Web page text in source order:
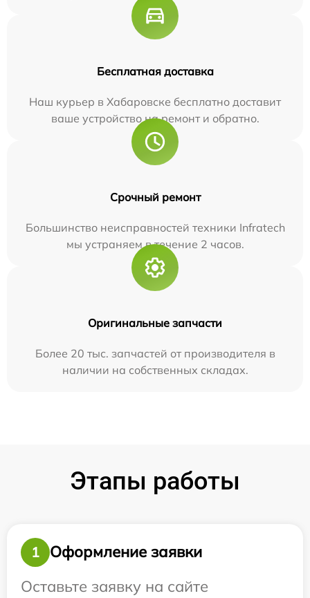
Бесплатная доставка
Наш курьер в Хабаровске бесплатно доставит
ваше устройство на ремонт и обратно.
Срочный ремонт
Большинство неисправностей техники Infratech
мы устраняем в течение 2 часов.
Оригинальные запчасти
Более 20 тыс. запчастей от производителя в
наличии на собственных складах.
Этапы работы
1
Оформление заявки
Оставьте заявку на сайте